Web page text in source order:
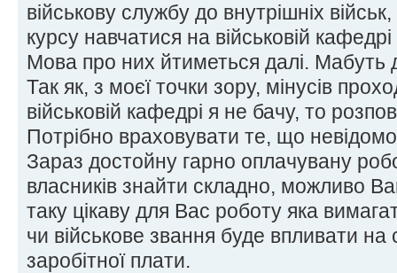
військову службу до внутрішніх
курсу навчатися на військовій
Мова про них йтиметься далі. Мабуть
Так як, з моєї точки зору, мінусів
військовій кафедрі я не бачу, то
Потрібно враховувати те, що
Зараз достойну гарно оплачувану
власників знайти складно, можливо
таку цікаву для Вас роботу яка
чи військове звання буде впливати на
заробітної плати.